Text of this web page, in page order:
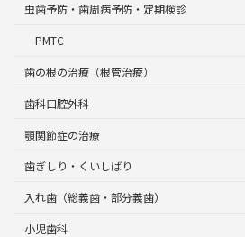
虫歯予防・歯周病予防・定期検診
PMTC
歯の根の治療（根管治療）
歯科口腔外科
顎関節症の治療
歯ぎしり・くいしばり
入れ歯（総義歯・部分義歯）
小児歯科